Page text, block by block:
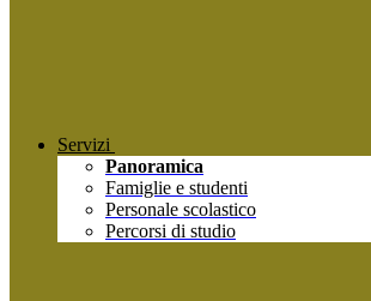
Servizi
Panoramica
Famiglie e studenti
Personale scolastico
Percorsi di studio